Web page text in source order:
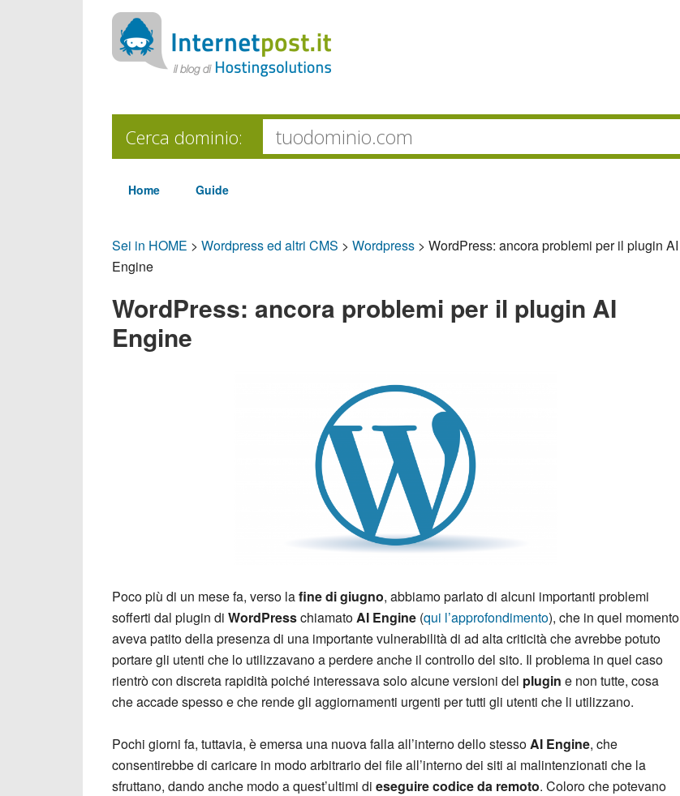
Cerca dominio:
Home Guide
Sei in HOME > Wordpress ed altri CMS > Wordpress > WordPress: ancora problemi per il plugin AI
Engine
WordPress: ancora problemi per il plugin AI
Engine
Poco più di un mese fa, verso lafine di giugno, abbiamo parlato di alcuni importanti problemi
sofferti dal plugin di WordPresschiamato AI Engine (qui l’approfondimento), che in quel momento
aveva patito della presenza di una importante vulnerabilità di ad alta criticità che avrebbe potuto
portare gli utenti che lo utilizzavano a perdere anche il controllo del sito. Il problema in quel caso
rientrò con discreta rapidità poiché interessava solo alcune versioni del plugin e non tutte, cosa
che accade spesso e che rende gli aggiornamenti urgenti per tutti gli utenti che li utilizzano.
Pochi giorni fa, tuttavia, è emersa una nuova falla all’interno dello stesso AI Engine, che
consentirebbe di caricare in modo arbitrario dei file all’interno dei siti ai malintenzionati che la
sfruttano, dando anche modo a quest’ultimi di eseguire codice da remoto. Coloro che potevano